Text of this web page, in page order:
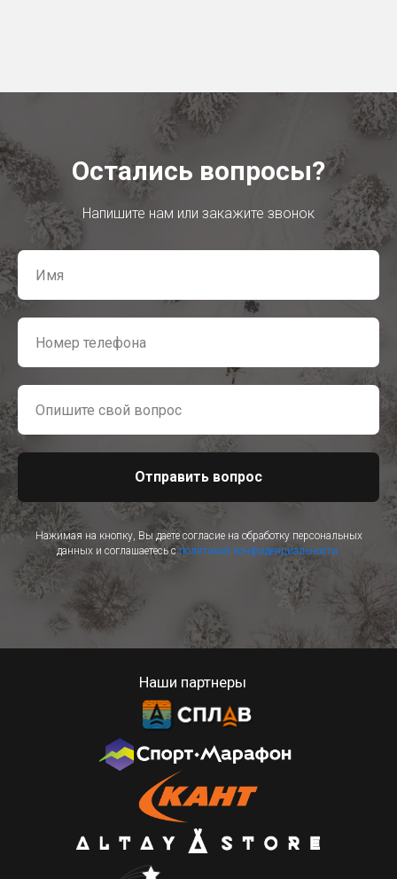
Остались вопросы?
Напишите нам или закажите звонок
Отправить вопрос
Нажимая на кнопку, Вы даете согласие на обработку персональных
данных и соглашаетесь сполитикой конфиденциальности.
Наши партнеры